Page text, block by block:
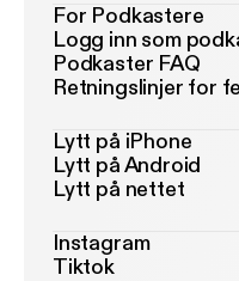
For Podkastere
Logg inn som
Podkaster FAQ
Retningslinjer for
Lytt på iPhone
Lytt på Android
Lytt på nettet
Instagram
Tiktok